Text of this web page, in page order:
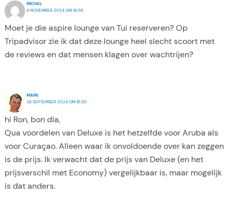
MICHEL
8 NOVEMBER 2024 OM 14:06
Moet je die aspire lounge van Tui reserveren? Op
Tripadvisor zie ik dat deze lounge heel slecht scoort met
de reviews en dat mensen klagen over wachtrijen?
MARK
26 SEPTEMBER 2024 OM 16:30
hi Ron, bon dia,
Qua voordelen van Deluxe is het hetzelfde voor Aruba als
voor Curaçao. Alleen waar ik onvoldoende over kan zeggen
is de prijs. Ik verwacht dat de prijs van Deluxe (en het
prijsverschil met Economy) vergelijkbaar is, maar mogelijk
is dat anders.